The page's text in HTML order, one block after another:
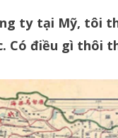
ty tại Mỹ, tôi
Có điều gì thôi